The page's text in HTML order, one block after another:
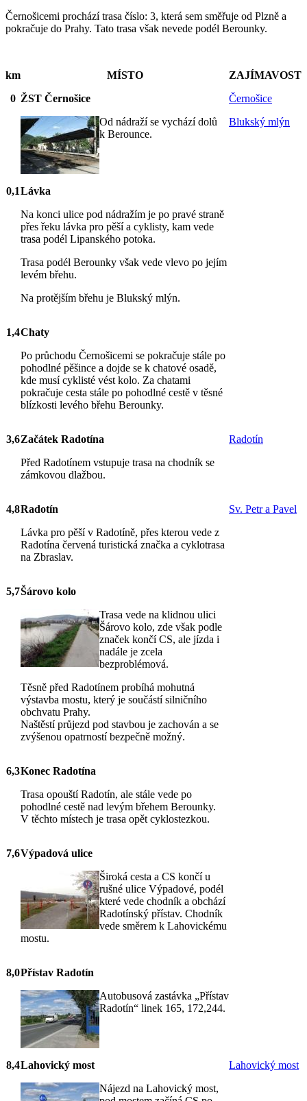
Černošicemi prochází trasa číslo: 3, která sem směřuje od Plzně a
pokračuje do Prahy. Tato trasa však nevede podél Berounky.
km MÍSTO
ZAJÍMAVOST
0 ŽST Černošice
Od nádraží se vychází dolů
k Berounce.
Černošice
Blukský mlýn
0,1Lávka
Na konci ulice pod nádražím je po pravé straně
přes řeku lávka pro pěší a cyklisty, kam vede
trasa podél Lipanského potoka.
Trasa podél Berounky však vede vlevo po jejím
levém břehu.
Na protějším břehu je Blukský mlýn.
1,4Chaty
Po průchodu Černošicemi se pokračuje stále po
pohodlné pěšince a dojde se k chatové osadě,
kde musí cyklisté vést kolo. Za chatami
pokračuje cesta stále po pohodlné cestě v těsné
blízkosti levého břehu Berounky.
3,6Začátek Radotína
Před Radotínem vstupuje trasa na chodník se
zámkovou dlažbou.
Radotín
4,8Radotín
Lávka pro pěší v Radotíně, přes kterou vede z
Radotína červená turistická značka a cyklotrasa
na Zbraslav.
Sv. Petr a Pavel
5,7Šárovo kolo
Trasa vede na klidnou ulici
Šárovo kolo, zde však podle
značek končí CS, ale jízda i
nadále je zcela
bezproblémová.
Těsně před Radotínem probíhá mohutná
výstavba mostu, který je součástí silničního
obchvatu Prahy.
Naštěstí průjezd pod stavbou je zachován a se
zvýšenou opatrností bezpečně možný.
6,3Konec Radotína
Trasa opouští Radotín, ale stále vede po
pohodlné cestě nad levým břehem Berounky.
V těchto místech je trasa opět cyklostezkou.
7,6Výpadová ulice
Široká cesta a CS končí u
rušné ulice Výpadové, podél
které vede chodník a obchází
Radotínský přístav. Chodník
vede směrem k Lahovickému
mostu.
8,0Přístav Radotín
Autobusová zastávka „Přístav
Radotín“ linek 165, 172,244.
8,4Lahovický most
Nájezd na Lahovický most,
Lahovický most